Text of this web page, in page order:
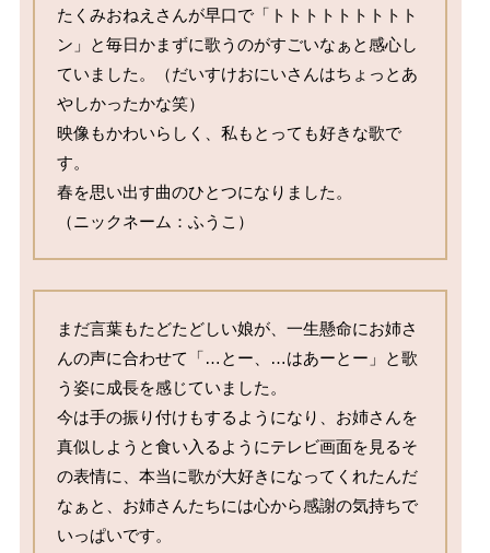
たくみおねえさんが早口で「トトトトトトトトト
ン」と毎日かまずに歌うのがすごいなぁと感心し
ていました。（だいすけおにいさんはちょっとあ
やしかったかな笑）
映像もかわいらしく、私もとっても好きな歌で
す。
春を思い出す曲のひとつになりました。
（ニックネーム：ふうこ）
まだ言葉もたどたどしい娘が、一生懸命にお姉さ
んの声に合わせて「…とー、…はあーとー」と歌
う姿に成長を感じていました。
今は手の振り付けもするようになり、お姉さんを
真似しようと食い入るようにテレビ画面を見るそ
の表情に、本当に歌が大好きになってくれたんだ
なぁと、お姉さんたちには心から感謝の気持ちで
いっぱいです。